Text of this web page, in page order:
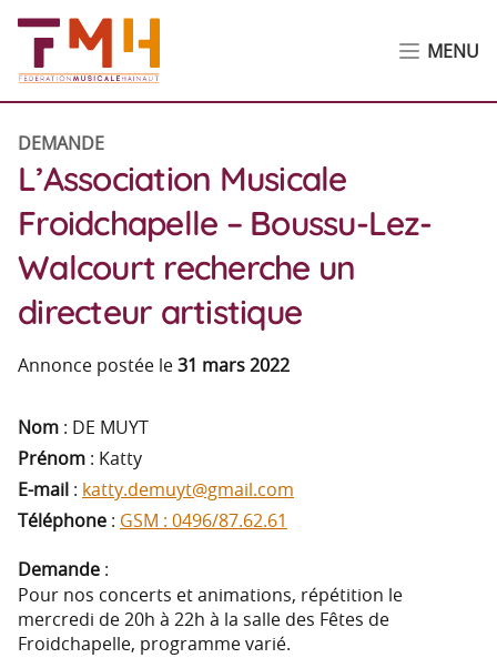
MENU
DEMANDE
L’Association Musicale
Froidchapelle – Boussu-Lez-
Walcourt recherche un
directeur artistique
Annonce postée le31 mars 2022
Nom : DE MUYT
Prénom : Katty
E-mail : katty.demuyt@gmail.com
Téléphone : GSM : 0496/87.62.61
Demande :
Pour nos concerts et animations, répétition le
mercredi de 20h à 22h à la salle des Fêtes de
Froidchapelle, programme varié.